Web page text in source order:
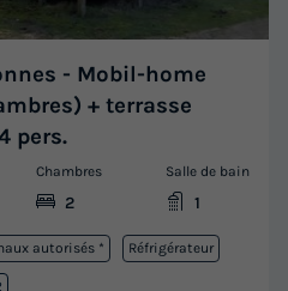
- Mobil-home
+ terrasse
pers.
Chambres
2
Salle de bain
1
autorisés * Réfrigérateur